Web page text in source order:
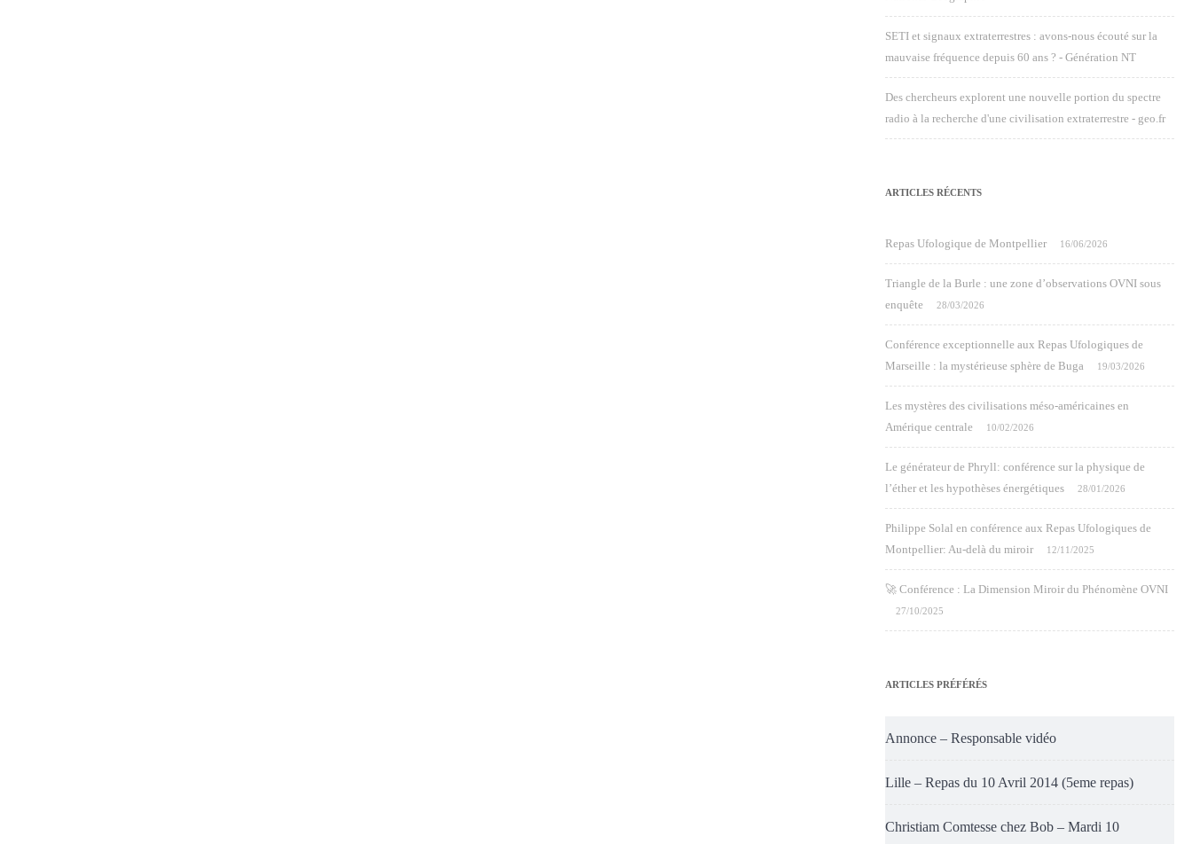
SETI et signaux extraterrestres : avons-nous écouté sur la
mauvaise fréquence depuis 60 ans ? - Génération NT
Des chercheurs explorent une nouvelle portion du spectre
radio à la recherche d'une civilisation extraterrestre - geo.fr
ARTICLES RÉCENTS
Repas Ufologique de Montpellier 16/06/2026
Triangle de la Burle : une zone d’observations OVNI sous
enquête
28/03/2026
Conférence exceptionnelle aux Repas Ufologiques de
Marseille : la mystérieuse sphère de Buga
19/03/2026
Les mystères des civilisations méso-américaines en
Amérique centrale
10/02/2026
Le générateur de Phryll: conférence sur la physique de
l’éther et les hypothèses énergétiques
28/01/2026
Philippe Solal en conférence aux Repas Ufologiques de
Montpellier: Au-delà du miroir
12/11/2025
🚀 Conférence : La Dimension Miroir du Phénomène OVNI
27/10/2025
ARTICLES PRÉFÉRÉS
Annonce – Responsable vidéo
Lille – Repas du 10 Avril 2014 (5eme repas)
Christiam Comtesse chez Bob – Mardi 10